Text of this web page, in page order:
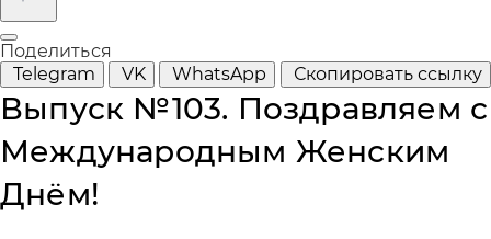
Поделиться
Telegram
VK WhatsApp Скопировать ссылку
Выпуск №103. Поздравляем с
Международным Женским
Днём!